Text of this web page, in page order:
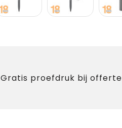
Gratis proefdruk bij offerte